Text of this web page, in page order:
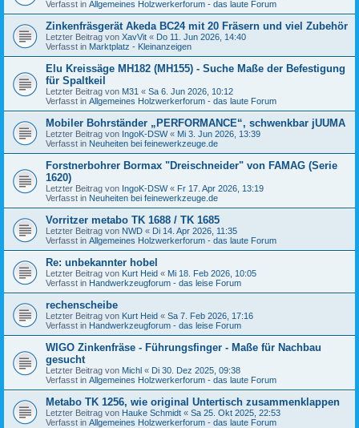
Verfasst in Allgemeines Holzwerkerforum - das laute Forum
Zinkenfräsgerät Akeda BC24 mit 20 Fräsern und viel Zubehör
Letzter Beitrag von XavVit « Do 11. Jun 2026, 14:40
Verfasst in Marktplatz - Kleinanzeigen
Elu Kreissäge MH182 (MH155) - Suche Maße der Befestigung
für Spaltkeil
Letzter Beitrag von M31 « Sa 6. Jun 2026, 10:12
Verfasst in Allgemeines Holzwerkerforum - das laute Forum
Mobiler Bohrständer „PERFORMANCE“, schwenkbar jUUMA
Letzter Beitrag von IngoK-DSW« Mi 3. Jun 2026, 13:39
Verfasst in Neuheiten bei feinewerkzeuge.de
Forstnerbohrer Bormax "Dreischneider" von FAMAG (Serie
1620)
Letzter Beitrag von IngoK-DSW« Fr 17. Apr 2026, 13:19
Verfasst in Neuheiten bei feinewerkzeuge.de
Vorritzer metabo TK 1688 / TK 1685
Letzter Beitrag von NWD « Di 14. Apr 2026, 11:35
Verfasst in Allgemeines Holzwerkerforum - das laute Forum
Re: unbekannter hobel
Letzter Beitrag von Kurt Heid « Mi 18. Feb 2026, 10:05
Verfasst in Handwerkzeugforum - das leise Forum
rechenscheibe
Letzter Beitrag von Kurt Heid « Sa 7. Feb 2026, 17:16
Verfasst in Handwerkzeugforum - das leise Forum
WIGO Zinkenfräse - Führungsfinger - Maße für Nachbau
gesucht
Letzter Beitrag von Michl « Di 30. Dez 2025, 09:38
Verfasst in Allgemeines Holzwerkerforum - das laute Forum
Metabo TK 1256, wie original Untertisch zusammenklappen
Letzter Beitrag von Hauke Schmidt « Sa 25. Okt 2025, 22:53
Verfasst in Allgemeines Holzwerkerforum - das laute Forum